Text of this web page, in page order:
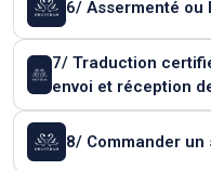
6/ Assermenté ou
7/ Traduction
envoi et réception
8/ Commander un